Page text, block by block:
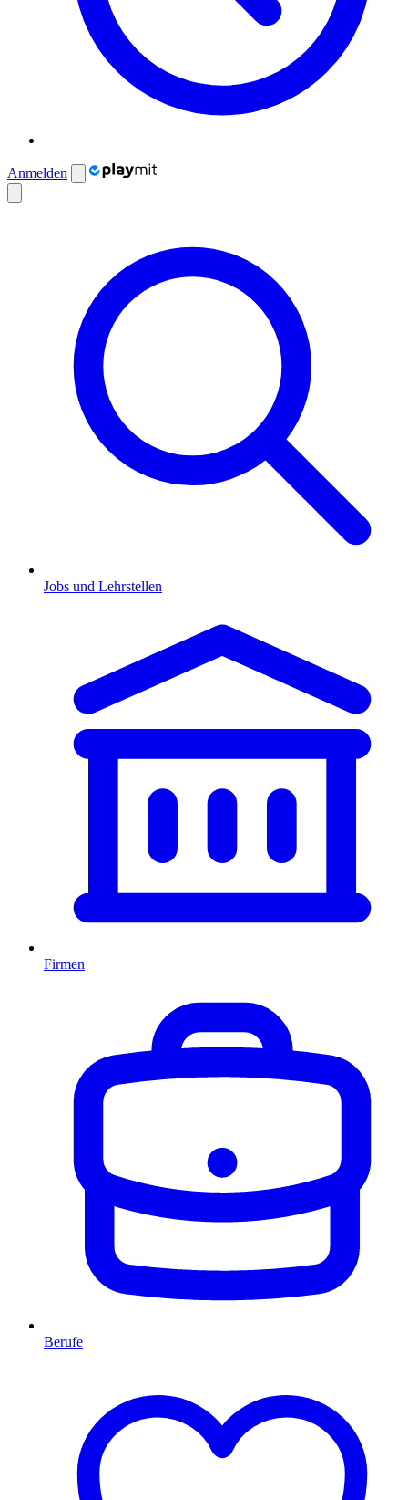
Anmelden
Jobs und Lehrstellen
Firmen
Berufe